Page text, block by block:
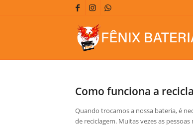
Como funciona a
Quando trocamos a nossa bateria, é
de reciclagem. Muitas vezes as